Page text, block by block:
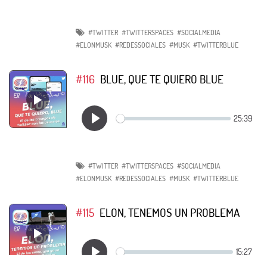
#TWITTER #TWITTERSPACES #SOCIALMEDIA
#ELONMUSK #REDESSOCIALES #MUSK #TWITTERBLUE
#116 BLUE, QUE TE QUIERO BLUE
#TWITTER #TWITTERSPACES #SOCIALMEDIA
#ELONMUSK #REDESSOCIALES #MUSK #TWITTERBLUE
#115 ELON, TENEMOS UN PROBLEMA